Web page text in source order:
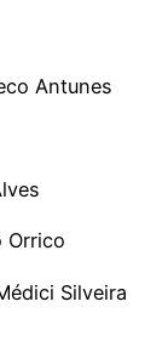
Antunes
Orrico
Silveira